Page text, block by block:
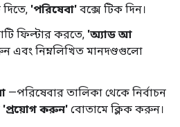
দিতে, 'পরিষেবা' বক্সে টিক দিন।
ফিল্টার করতে, 'অ্যাড আ
এবং নিম্নলিখিত মানদণ্ডগুলো
—পরিষেবার তালিকা থেকে নির্বাচন
'প্রয়োগ করুন' বোতামে ক্লিক করুন।